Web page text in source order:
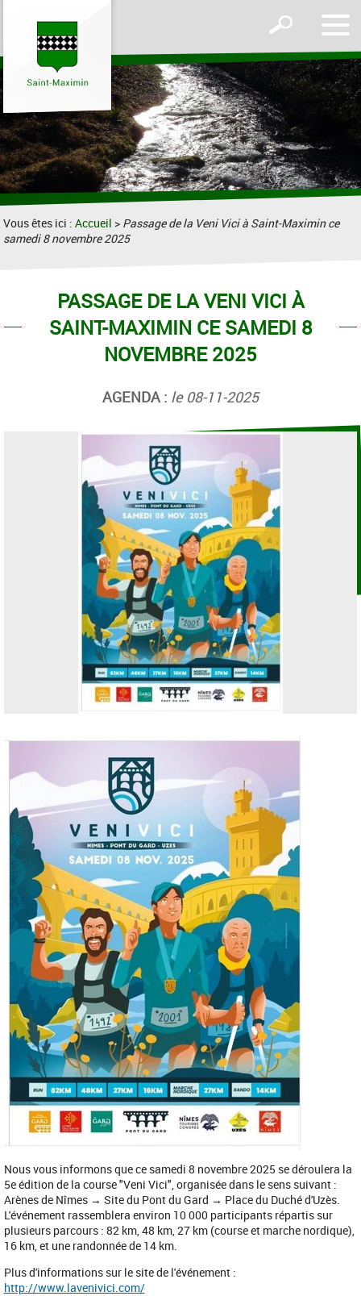
le
Afficher
formulaire
de
recherche
Vous êtes ici :Accueil > Passage de la Veni Vici à Saint-Maximin ce
samedi 8 novembre 2025
PASSAGE DE LA VENI VICI À
SAINT-MAXIMIN CE SAMEDI 8
NOVEMBRE 2025
AGENDA : le 08-11-2025
Nous vous informons que ce samedi 8 novembre 2025 se déroulera la
5e édition de la course "Veni Vici", organisée dans le sens suivant :
Arènes de Nîmes → Site du Pont du Gard → Place du Duché d'Uzès.
L'événement rassemblera environ 10 000 participants répartis sur
plusieurs parcours : 82 km, 48 km, 27 km (course et marche nordique),
16 km, et une randonnée de 14 km.
Plus d'informations sur le site de l'événement :
http://www.lavenivici.com/